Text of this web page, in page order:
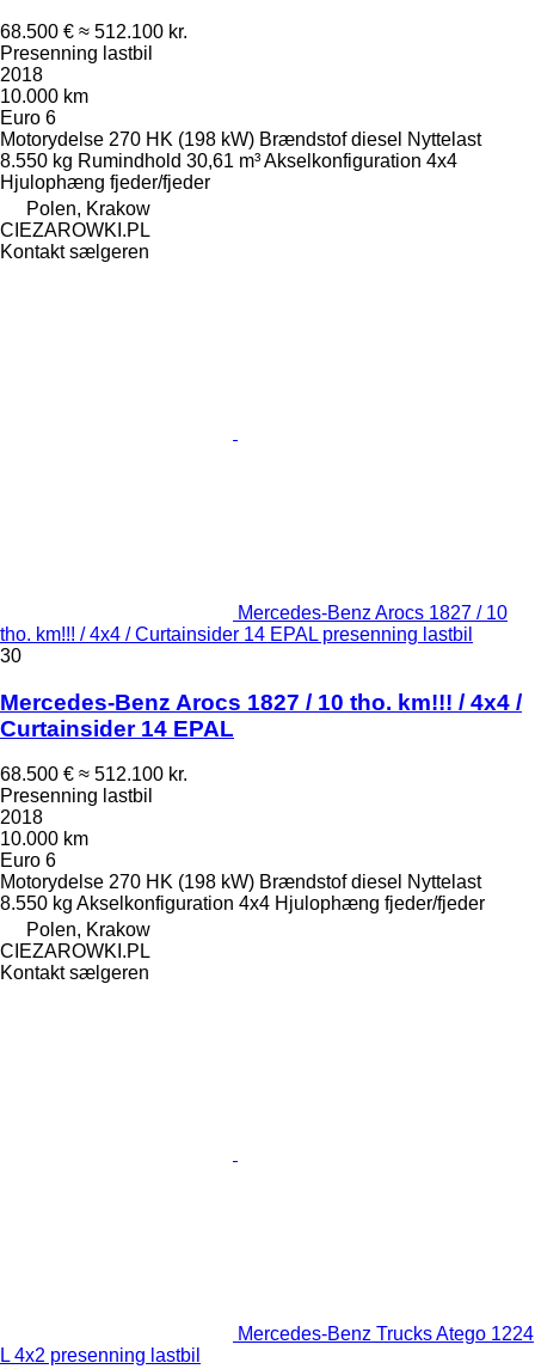
68.500 € ≈ 512.100 kr.
Presenning lastbil
2018
10.000 km
Euro 6
Motorydelse 270 HK (198 kW) Brændstof diesel Nyttelast
8.550 kg Rumindhold 30,61 m³Akselkonfiguration 4x4
Hjulophæng fjeder/fjeder
Polen, Krakow
CIEZAROWKI.PL
Kontakt sælgeren
Mercedes-Benz Arocs 1827 / 10
tho. km!!! / 4x4 / Curtainsider 14 EPAL presenning lastbil
30
Mercedes-Benz Arocs 1827 / 10 tho. km!!! / 4x4 /
Curtainsider 14 EPAL
68.500 € ≈ 512.100 kr.
Presenning lastbil
2018
10.000 km
Euro 6
Motorydelse 270 HK (198 kW) Brændstof diesel Nyttelast
8.550 kg Akselkonfiguration 4x4 Hjulophæng fjeder/fjeder
Polen, Krakow
CIEZAROWKI.PL
Kontakt sælgeren
Mercedes-Benz Trucks Atego 1224
L 4x2 presenning lastbil